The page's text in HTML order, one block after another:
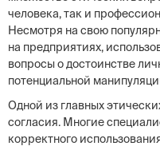
человека, так и
Несмотря на свою
на предприятиях,
вопросы о достоинстве
потенциальной
Одной из главных
согласия. Многие
корректного